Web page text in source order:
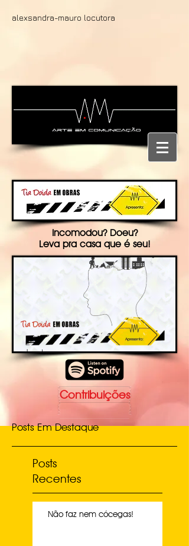
alexsandra-mauro locutora
Incomodou? Doeu?
Leva pra casa que é seu!
Contribuições
Posts Em Destaque
Posts
Recentes
Não faz nem cócegas!